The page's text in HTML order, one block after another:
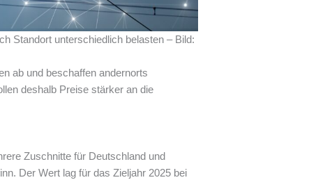
Standort unterschiedlich belasten – Bild:
ab und beschaffen andernorts
deshalb Preise stärker an die
Zuschnitte für Deutschland und
Der Wert lag für das Zieljahr 2025 bei